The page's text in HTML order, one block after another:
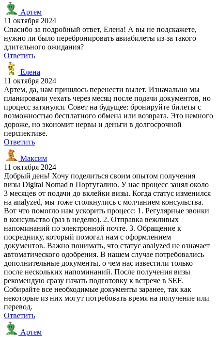
Артем
11 октября 2024
Спасибо за подробный ответ, Елена! А вы не подскажете,
нужно ли было перебронировать авиабилеты из-за такого
длительного ожидания?
Ответить
Елена
11 октября 2024
Артем, да, нам пришлось перенести вылет. Изначально мы
планировали уехать через месяц после подачи документов, но
процесс затянулся. Совет на будущее: бронируйте билеты с
возможностью бесплатного обмена или возврата. Это немного
дороже, но экономит нервы и деньги в долгосрочной
перспективе.
Ответить
Максим
11 октября 2024
Добрый день! Хочу поделиться своим опытом получения
визы Digital Nomad в Португалию. У нас процесс занял около
3 месяцев от подачи до вклейки визы. Когда статус изменился
на analyzed, мы тоже столкнулись с молчанием консульства.
Вот что помогло нам ускорить процесс: 1. Регулярные звонки
в консульство (раз в неделю). 2. Отправка вежливых
напоминаний по электронной почте. 3. Обращение к
посреднику, который помогал нам с оформлением
документов. Важно понимать, что статус analyzed не означает
автоматического одобрения. В нашем случае потребовались
дополнительные документы, о чем нас известили только
после нескольких напоминаний. После получения визы
рекомендую сразу начать подготовку к встрече в SEF.
Собирайте все необходимые документы заранее, так как
некоторые из них могут потребовать время на получение или
перевод.
Ответить
Артем